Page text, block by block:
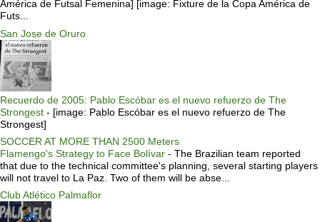
América de Futsal Femenina] [image: Fixture de la Copa América de
Futs...
San Jose de Oruro
Recuerdo de 2005: Pablo Escóbar es el nuevo refuerzo de The
Strongest - [image: Pablo Escóbar es el nuevo refuerzo de The
Strongest]
SOCCER AT MORE THAN 2500 Meters
Flamengo's Strategy to Face Bolívar - The Brazilian team reported
that due to the technical committee's planning, several starting players
will not travel to La Paz. Two of them will be abse...
Club Atlético Palmaflor